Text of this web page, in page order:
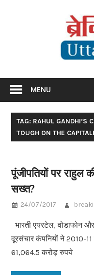
MENU
TAG: RAHUL GANDHI’S
TOUGH ON THE
पूंजीपतियों पर राहुल
सख्त?
24/07/2017
भारती एयरटेल, वोडाफोन
दूरसंचार कंपनियों ने 2010-
61,064.5 करोड़ रुपये